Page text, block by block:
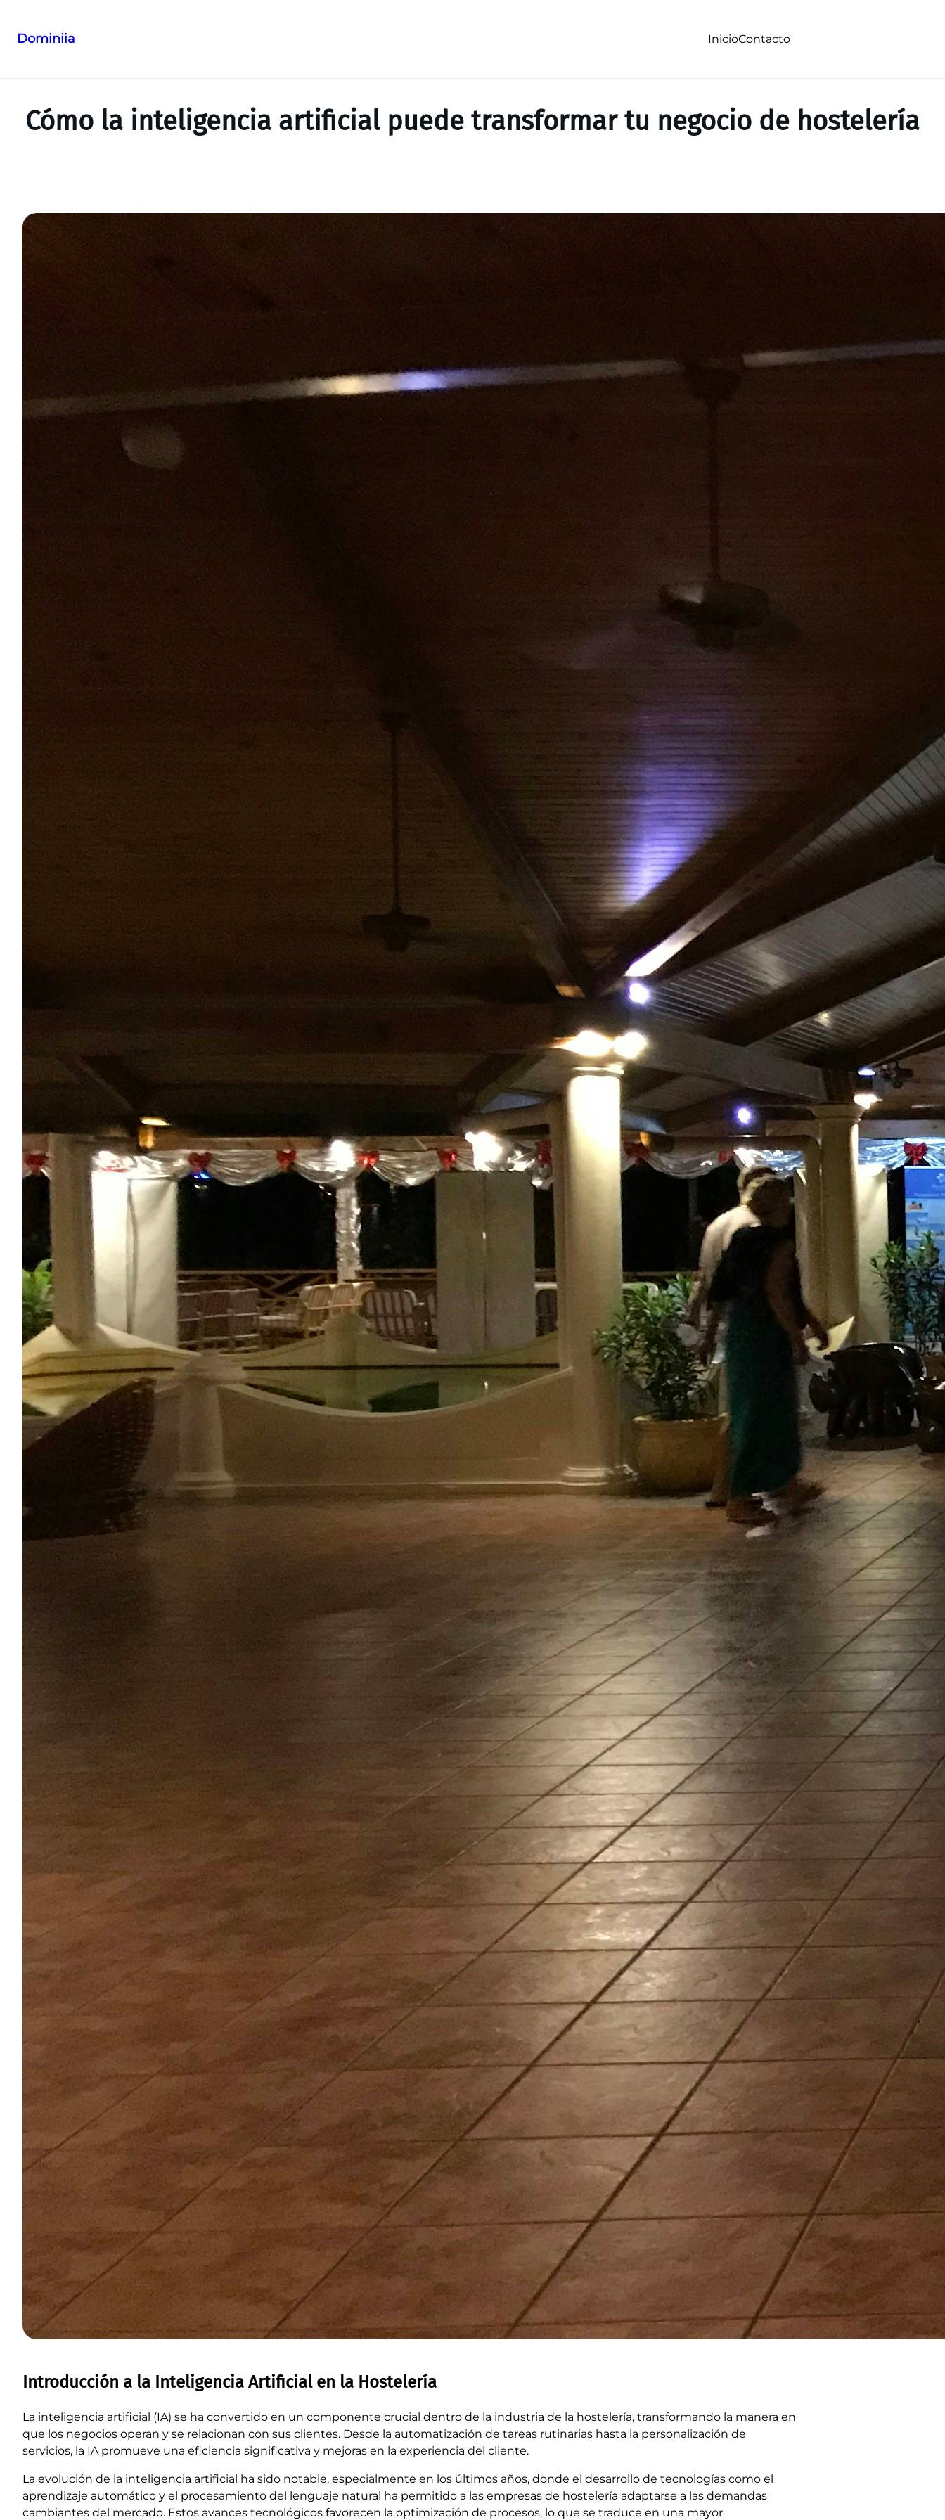
Dominiia InicioContacto
Cómo la inteligencia artificial puede transformar tu negocio de hostelería
Introducción a la Inteligencia Artificial en la Hostelería
La inteligencia artificial (IA) se ha convertido en un componente crucial dentro de la industria de la hostelería, transformando la manera en
que los negocios operan y se relacionan con sus clientes. Desde la automatización de tareas rutinarias hasta la personalización de
servicios, la IA promueve una eficiencia significativa y mejoras en la experiencia del cliente.
La evolución de la inteligencia artificial ha sido notable, especialmente en los últimos años, donde el desarrollo de tecnologías como el
aprendizaje automático y el procesamiento del lenguaje natural ha permitido a las empresas de hostelería adaptarse a las demandas
cambiantes del mercado. Estos avances tecnológicos favorecen la optimización de procesos, lo que se traduce en una mayor